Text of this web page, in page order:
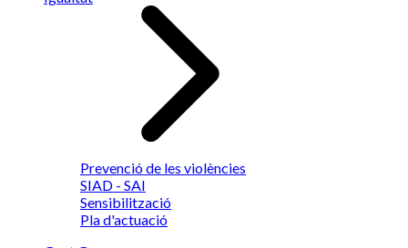
Prevenció de les violències
SIAD - SAI
Sensibilització
Pla d'actuació